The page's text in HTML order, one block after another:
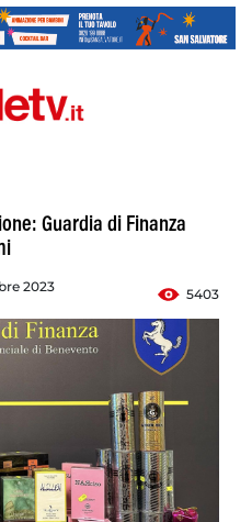
Guardia di Finanza
2023
5403